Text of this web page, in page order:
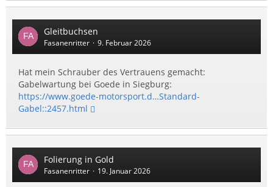
Gleitbuchsen
Fasanenritter 9. Februar 2026
Hat mein Schrauber des Vertrauens gemacht:
Gabelwartung bei Goede in Siegburg:
https://www.goede-motorsport.d…Standard-
Gabel::2457.html
Folierung in Gold
Fasanenritter 19. Januar 2026